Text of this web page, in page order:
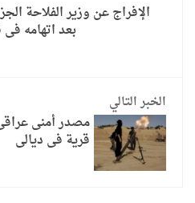
الإفراج عن وزير الفلاحة
بعد اتهامه
الخبر التالي
مصدر أمنى
قرية فى ديالى